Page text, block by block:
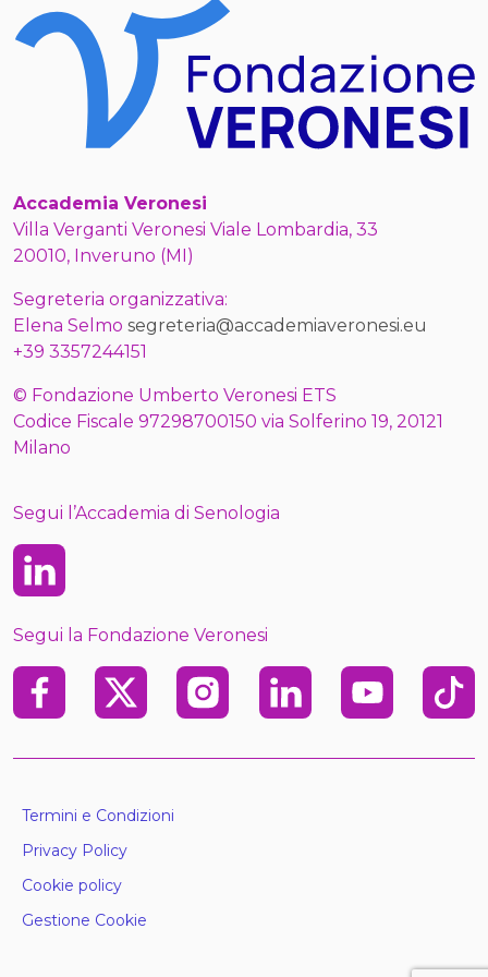
Accademia Veronesi
Villa Verganti Veronesi Viale Lombardia, 33
20010, Inveruno (MI)
Segreteria organizzativa:
Elena Selmo segreteria@accademiaveronesi.eu
+39 3357244151
© Fondazione Umberto Veronesi ETS
Codice Fiscale 97298700150 via Solferino 19, 20121
Milano
Segui l’Accademia di Senologia
Linkedin
Segui la Fondazione Veronesi
FacebookX InstagramLinkedin Youtube TikTok
Termini e Condizioni
Privacy Policy
Cookie policy
Gestione Cookie